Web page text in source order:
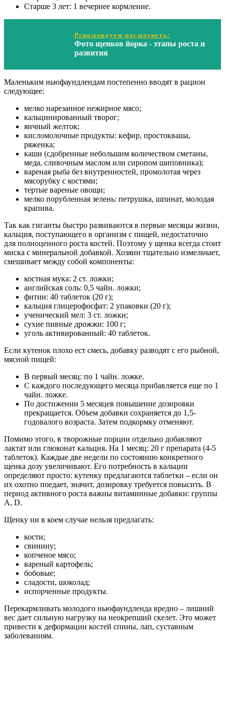
Старше 3 лет: 1 вечернее кормление.
Рекомендуем посмотреть:
Фото щенков йорка - этапы роста и
развития
Маленьким ньюфаундлендам постепенно вводят в рацион
следующее:
мелко нарезанное нежирное мясо;
кальцинированный творог;
яичный желток;
кисломолочные продукты: кефир, простокваша,
ряженка;
каши (сдобренные небольшим количеством сметаны,
меда, сливочным маслом или сиропом шиповника);
вареная рыба без внутренностей, промолотая через
мясорубку с костями;
тертые вареные овощи;
мелко порубленная зелень: петрушка, шпинат, молодая
крапива.
Так как гиганты быстро развиваются в первые месяцы жизни,
кальция, поступающего в организм с пищей, недостаточно
для полноценного роста костей. Поэтому у щенка всегда стоит
миска с минеральной добавкой. Хозяин тщательно измельчает,
смешивает между собой компоненты:
костная мука: 2 ст. ложки;
английская соль: 0,5 чайн. ложки;
фитин: 40 таблеток (20 г);
кальция глицерофосфат: 2 упаковки (20 г);
ученический мел: 3 ст. ложки;
сухие пивные дрожжи: 100 г;
уголь активированный: 40 таблеток.
Если кутенок плохо ест смесь, добавку разводят с его рыбной,
мясной пищей:
В первый месяц: по 1 чайн. ложке.
С каждого последующего месяца прибавляется еще по 1
чайн. ложке.
По достижении 5 месяцев повышение дозировки
прекращается. Объем добавки сохраняется до 1,5-
годовалого возраста. Затем подкормку отменяют.
Помимо этого, в творожные порции отдельно добавляют
лактат или глюконат кальция. На 1 месяц: 20 г препарата (4-5
таблеток). Каждые две недели по состоянию конкретного
щенка дозу увеличивают. Его потребность в кальции
определяют просто: кутенку предлагаются таблетки – если он
их охотно поедает, значит, дозировку требуется повысить. В
период активного роста важны витаминные добавки: группы
А, D.
Щенку ни в коем случае нельзя предлагать:
кости;
свинину;
копченое мясо;
вареный картофель;
бобовые;
сладости, шоколад;
испорченные продукты.
Перекармливать молодого ньюфаундленда вредно – лишний
вес дает сильную нагрузку на неокрепший скелет. Это может
привести к деформации костей спины, лап, суставным
заболеваниям.